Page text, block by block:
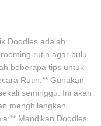
Doodles adalah
rutin agar bulu
beberapa tips untuk
Rutin:** Gunakan
seminggu. Ini akan
menghilangkan
Mandikan Doodles